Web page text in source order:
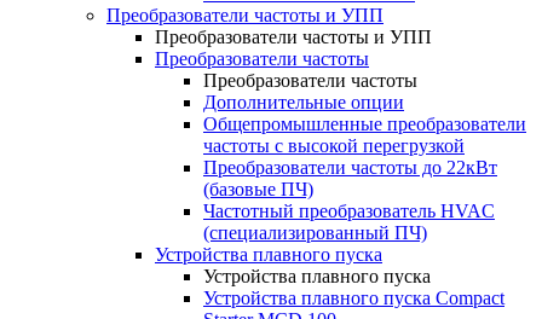
Преобразователи частоты и УПП
Преобразователи частоты и УПП
Преобразователи частоты
Преобразователи частоты
Дополнительные опции
Общепромышленные преобразователи
частоты с высокой перегрузкой
Преобразователи частоты до 22кВт
(базовые ПЧ)
Частотный преобразователь HVAC
(специализированный ПЧ)
Устройства плавного пуска
Устройства плавного пуска
Устройства плавного пуска Compact